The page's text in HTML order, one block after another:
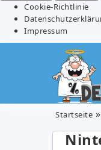
Cookie-Richtlinie
Impressum
Startseite